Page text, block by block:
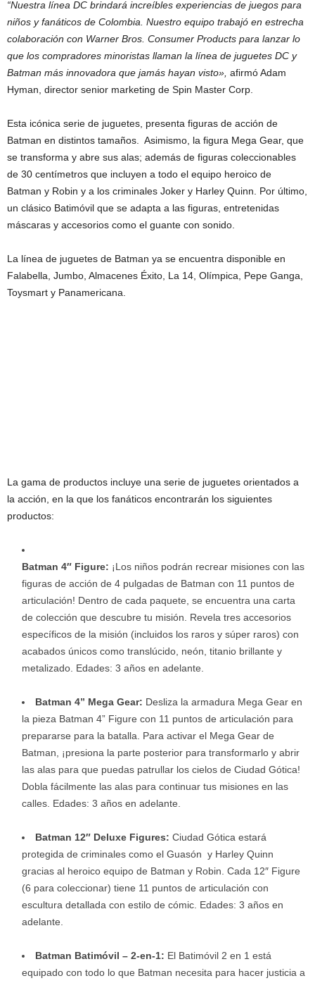
“Nuestra línea DC brindará increíbles experiencias de juegos para
niños y fanáticos de Colombia. Nuestro equipo trabajó en estrecha
colaboración con Warner Bros. Consumer Products para lanzar lo
que los compradores minoristas llaman la línea de juguetes DC y
Batman más innovadora que jamás hayan visto», afirmó Adam
Hyman, director senior marketing de Spin Master Corp.
Esta icónica serie de juguetes, presenta figuras de acción de
Batman en distintos tamaños. Asimismo, la figura Mega Gear, que
se transforma y abre sus alas; además de figuras coleccionables
de 30 centímetros que incluyen a todo el equipo heroico de
Batman y Robin y a los criminales Joker y Harley Quinn. Por último,
un clásico Batimóvil que se adapta a las figuras, entretenidas
máscaras y accesorios como el guante con sonido.
La línea de juguetes de Batman ya se encuentra disponible en
Falabella, Jumbo, Almacenes Éxito, La 14, Olímpica, Pepe Ganga,
Toysmart y Panamericana.
La gama de productos incluye una serie de juguetes orientados a
la acción, en la que los fanáticos encontrarán los siguientes
productos:
Batman 4″ Figure: ¡Los niños podrán recrear misiones con las
figuras de acción de 4 pulgadas de Batman con 11 puntos de
articulación! Dentro de cada paquete, se encuentra una carta
de colección que descubre tu misión. Revela tres accesorios
específicos de la misión (incluidos los raros y súper raros) con
acabados únicos como translúcido, neón, titanio brillante y
metalizado. Edades: 3 años en adelante.
Batman 4” Mega Gear: Desliza la armadura Mega Gear en
la pieza Batman 4” Figure con 11 puntos de articulación para
prepararse para la batalla. Para activar el Mega Gear de
Batman, ¡presiona la parte posterior para transformarlo y abrir
las alas para que puedas patrullar los cielos de Ciudad Gótica!
Dobla fácilmente las alas para continuar tus misiones en las
calles. Edades: 3 años en adelante.
Batman 12″ Deluxe Figures: Ciudad Gótica estará
protegida de criminales como el Guasón y Harley Quinn
gracias al heroico equipo de Batman y Robin. Cada 12″ Figure
(6 para coleccionar) tiene 11 puntos de articulación con
escultura detallada con estilo de cómic. Edades: 3 años en
adelante.
Batman Batimóvil – 2-en-1: El Batimóvil 2 en 1 está
equipado con todo lo que Batman necesita para hacer justicia a